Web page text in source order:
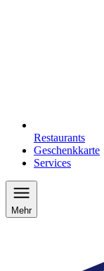
Restaurants
Geschenkkarte
Services
Mehr